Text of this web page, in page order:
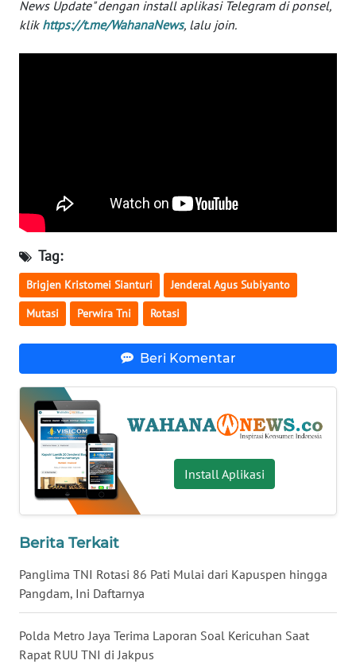
News Update" dengan install aplikasi Telegram di ponsel,
klik https://t.me/WahanaNews, lalu join.
Tag:
Brigjen Kristomei Sianturi Jenderal Agus Subiyanto
Mutasi Perwira Tni Rotasi
Beri Komentar
Install Aplikasi
Berita Terkait
Panglima TNI Rotasi 86 Pati Mulai dari Kapuspen hingga
Pangdam, Ini Daftarnya
Polda Metro Jaya Terima Laporan Soal Kericuhan Saat
Rapat RUU TNI di Jakpus
SIBARAGAS
METRO
JAKARTA
NEWS
KRT
NEWS
JURNAL
MARITIM
HUMBANG
NEWS
GARONGGANG
FISUELRI
ID
ENERGI